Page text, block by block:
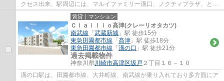
クセス出来、駅周辺には、マルイファミリー溝口、ノクティプラザ、とい
ったデパートやレストラン街、イトーヨー...
賃貸｜マンション
Ｃｌａｉｌｉｏ高津(クレーリオタカツ)
南武線 「 武蔵新城 」駅 徒歩15分
東急田園都市線 「 高津 」駅 徒歩18分
東急田園都市線 「 溝の口 」駅 徒歩21分
過去掲載物件
神奈川県川崎市高津区坂戸 ２丁目１６－１０
溝の口駅は、田園都市線、大井町線、南武線が乗り入れており多方面にア